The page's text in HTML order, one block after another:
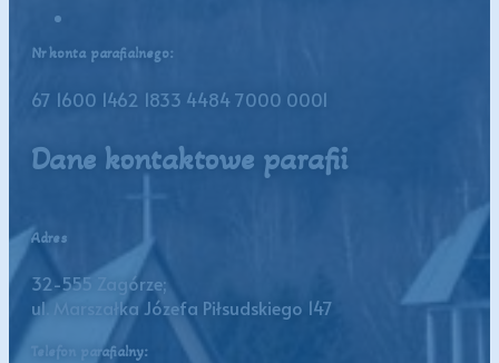
Nr konta parafialnego:
67 1600 1462 1833 4484 7000 0001
Dane kontaktowe parafii
Adres
32-555 Zagórze;
ul. Marszałka Józefa Piłsudskiego 147
Telefon parafialny: